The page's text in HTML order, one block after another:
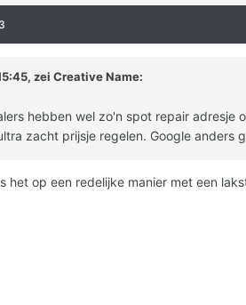
zei Creative Name:
hebben wel zo'n spot repair
zacht prijsje regelen. Google anders
het op een redelijke manier met een